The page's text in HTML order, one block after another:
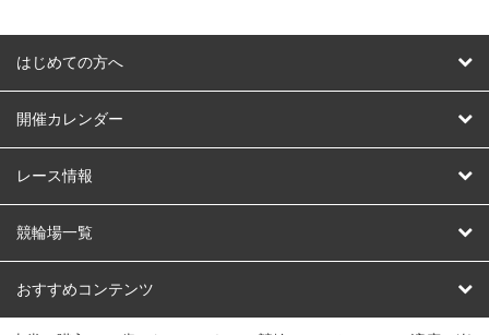
はじめての方へ
はじめての方へ
開催カレンダー
競輪
オートレース
競輪くじ
レース情報
レース予想
レース結果
競輪場一覧
北日本 函館競輪場
おすすめコンテンツ